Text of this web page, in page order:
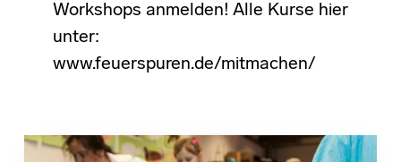
Workshops anmelden! Alle Kurse hier
unter:
www.feuerspuren.de/mitmachen/